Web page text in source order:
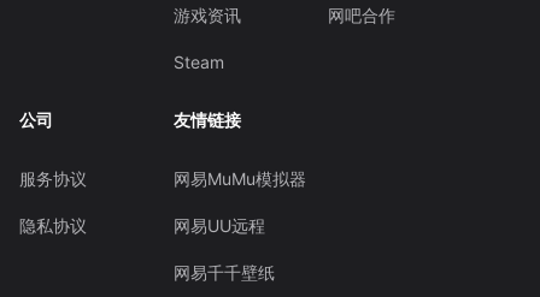
游戏资讯
Steam
网吧合作
公司
服务协议
隐私协议
友情链接
网易MuMu模拟器
网易UU远程
网易千千壁纸